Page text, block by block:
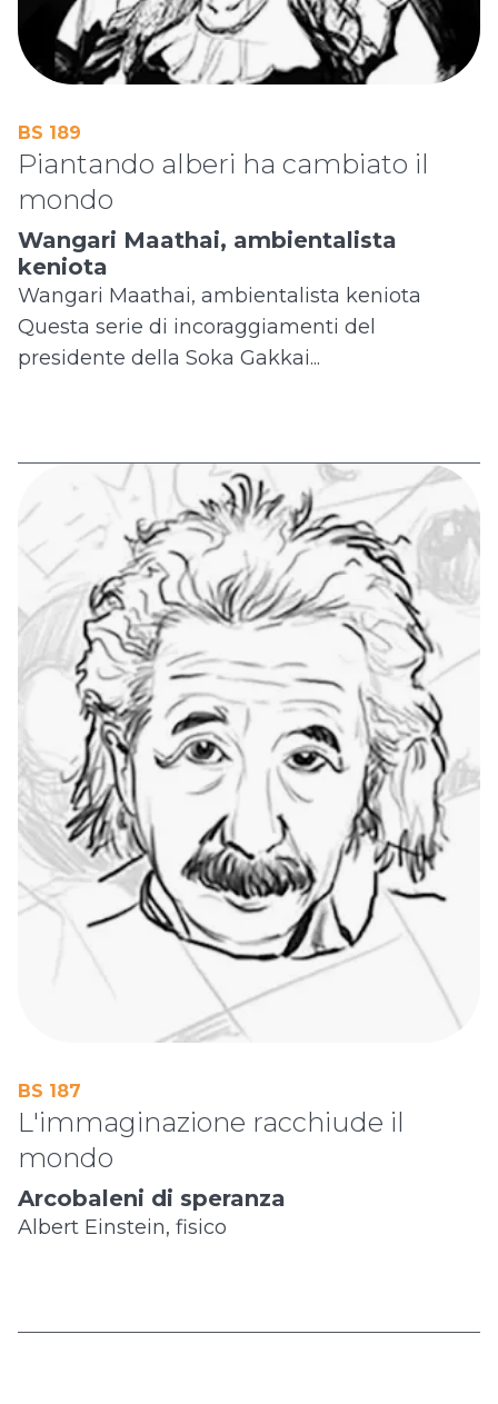
BS 189
Piantando alberi ha cambiato il
mondo
Wangari Maathai, ambientalista
keniota
Wangari Maathai, ambientalista keniota
Questa serie di incoraggiamenti del
presidente della Soka Gakkai...
BS 187
L'immaginazione racchiude il
mondo
Arcobaleni di speranza
Albert Einstein, fisico